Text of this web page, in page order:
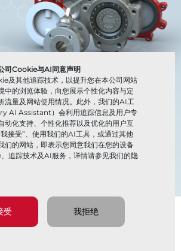
司Cookie与AI同意声明
及其他追踪技术，以提升您在本公司网站
中的浏览体验，向您展示个性化内容与定
流量及网站使用情况。此外，我们的AI工
AI Assistant）会利用追踪信息及用户专
动化支持、个性化推荐以及优化的用户互
接受”、使用我们的AI工具，或通过其他
们的网站，即表示您同意我们在您的设备
追踪技术及AI服务，详情请参见我们的隐
受 我拒绝